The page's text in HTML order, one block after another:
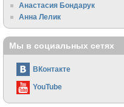
Анастасия Бондарук
Анна Лелик
Мы в социальных сетях
ВКонтакте
YouTube